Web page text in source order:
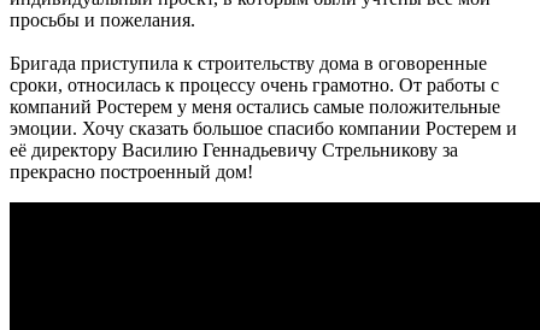
просьбы и пожелания.
Бригада приступила к строительству дома в оговоренные
сроки, относилась к процессу очень грамотно. От работы с
компаний Ростерем у меня остались самые положительные
эмоции. Хочу сказать большое спасибо компании Ростерем и
её директору Василию Геннадьевичу Стрельникову за
прекрасно построенный дом!